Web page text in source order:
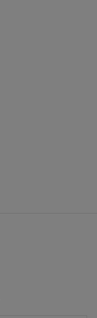
nesmí
druhu
či
nebo
vaši